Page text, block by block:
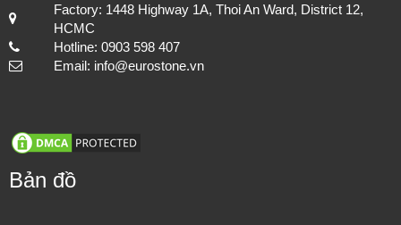
Factory: 1448 Highway 1A, Thoi An Ward, District 12,
HCMC
Hotline: 0903 598 407
Email: info@eurostone.vn
Bản đồ